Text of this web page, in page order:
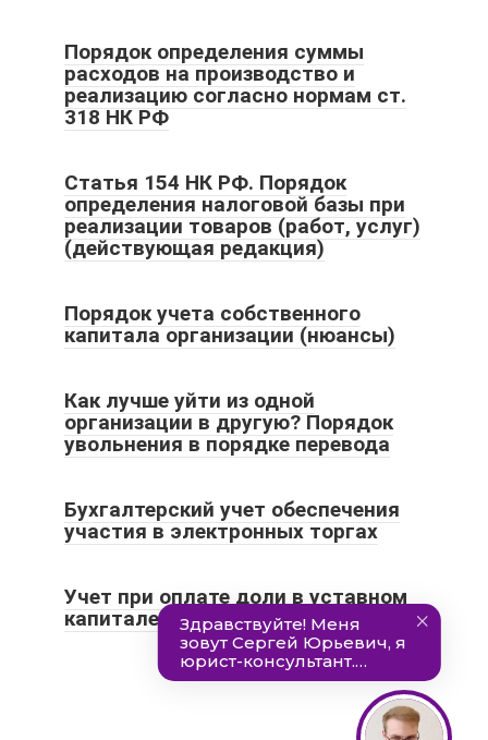
Порядок определения суммы
расходов на производство и
реализацию согласно нормам ст.
318 НК РФ
Статья 154 НК РФ. Порядок
определения налоговой базы при
реализации товаров (работ, услуг)
(действующая редакция)
Порядок учета собственного
капитала организации (нюансы)
Как лучше уйти из одной
организации в другую? Порядок
увольнения в порядке перевода
Бухгалтерский учет обеспечения
участия в электронных торгах
Учет при оплате доли в уставном
капитале ООО имуществом